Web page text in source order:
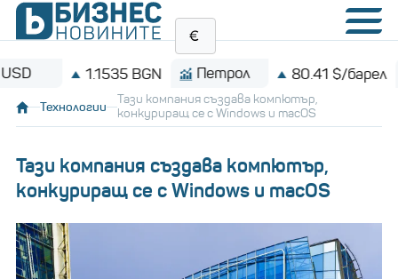
1.1535 BGN Петрол 80.41 $/барел
Технологии
Тази компания създава компютър,
конкуриращ се с Windows и macOS
Тази компания създава компютър,
конкуриращ се с Windows и macOS